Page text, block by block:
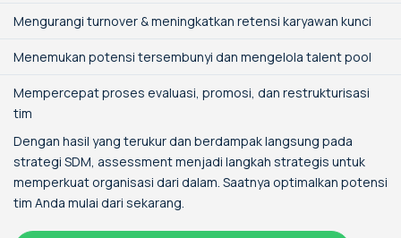
Mengurangi turnover & meningkatkan retensi karyawan kunci
Menemukan potensi tersembunyi dan mengelola talent pool
Mempercepat proses evaluasi, promosi, dan restrukturisasi
tim
Dengan hasil yang terukur dan berdampak langsung pada
strategi SDM, assessment menjadi langkah strategis untuk
memperkuat organisasi dari dalam. Saatnya optimalkan potensi
tim Anda mulai dari sekarang.